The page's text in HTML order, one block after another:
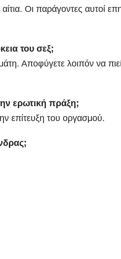
Οι παράγοντες αυτοί
του σεξ;
Αποφύγετε λοιπόν να
ερωτική πράξη;
επίτευξη του οργασμού.